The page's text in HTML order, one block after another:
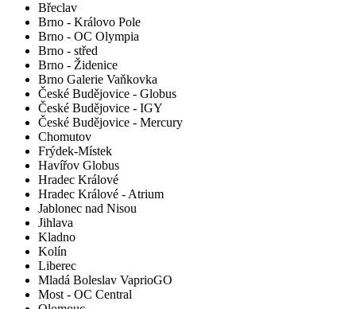
Břeclav
Brno - Královo Pole
Brno - OC Olympia
Brno - střed
Brno - Židenice
Brno Galerie Vaňkovka
České Budějovice - Globus
České Budějovice - IGY
České Budějovice - Mercury
Chomutov
Frýdek-Místek
Havířov Globus
Hradec Králové
Hradec Králové - Atrium
Jablonec nad Nisou
Jihlava
Kladno
Kolín
Liberec
Mladá Boleslav VaprioGO
Most - OC Central